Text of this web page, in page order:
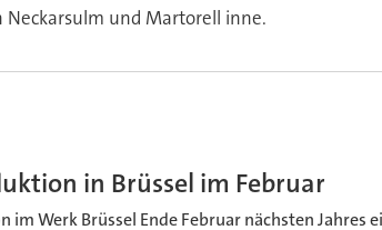
und Martorell inne.
in Brüssel im Februar
Werk Brüssel Ende Februar nächsten Jahres